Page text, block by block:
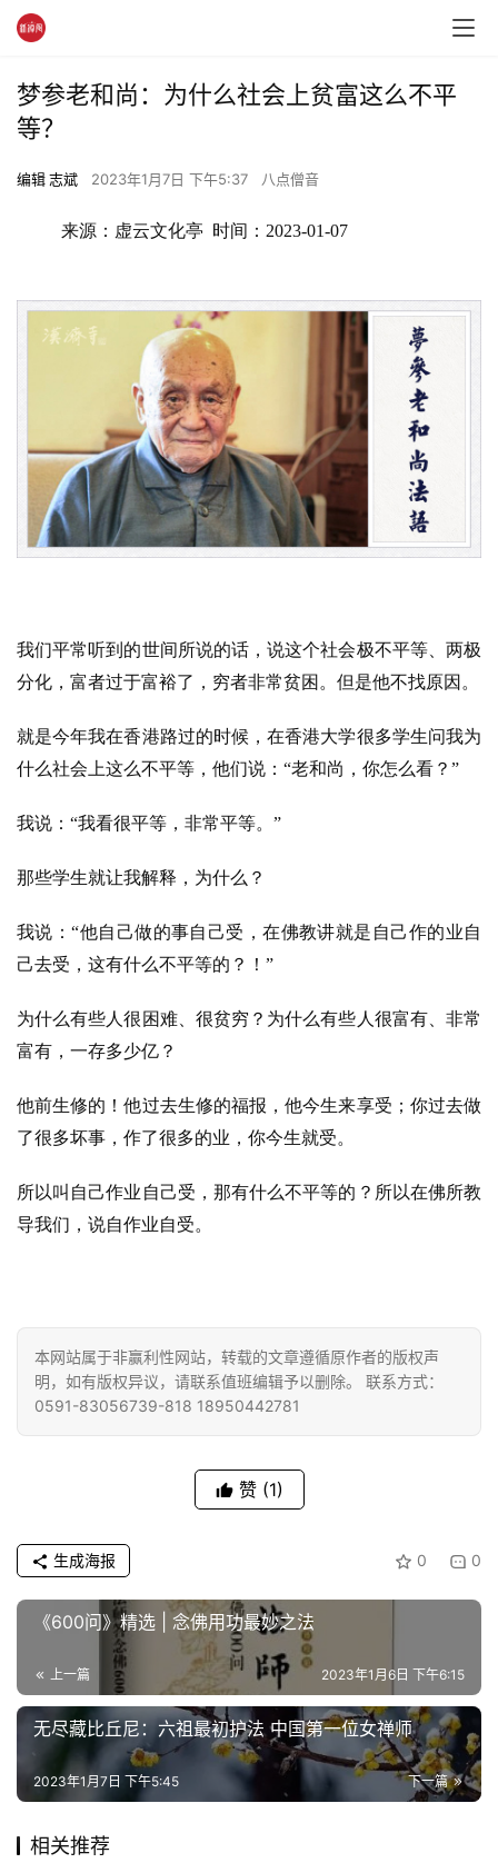
资
讯
音
心
乐
专
题
公
慈
梦参老和尚：为什么社会上贫富这么不平
等？
编辑 志斌 2023年1月7日 下午5:37 八点僧音
来源：虚云文化亭  时间：2023-01-07
我们平常听到的世间所说的话，说这个社会极不平等、两极
分化，富者过于富裕了，穷者非常贫困。但是他不找原因。
就是今年我在香港路过的时候，在香港大学很多学生问我为
什么社会上这么不平等，他们说：“老和尚，你怎么看？”
我说：“我看很平等，非常平等。”
那些学生就让我解释，为什么？
我说：“他自己做的事自己受，在佛教讲就是自己作的业自
己去受，这有什么不平等的？！”
为什么有些人很困难、很贫穷？为什么有些人很富有、非常
富有，一存多少亿？
他前生修的！他过去生修的福报，他今生来享受；你过去做
了很多坏事，作了很多的业，你今生就受。
所以叫自己作业自己受，那有什么不平等的？所以在佛所教
导我们，说自作业自受。
本网站属于非赢利性网站，转载的文章遵循原作者的版权声
明，如有版权异议，请联系值班编辑予以删除。 联系方式：
0591-83056739-818 18950442781
赞 (1)
0 0
生成海报
《600问》精选 | 念佛用功最妙之法
上一篇 2023年1月6日 下午6:15
无尽藏比丘尼：六祖最初护法 中国第一位女禅师
下一篇
2023年1月7日 下午5:45
相关推荐